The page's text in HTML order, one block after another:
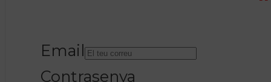
Email
Contrasenya